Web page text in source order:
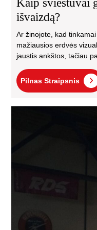
Kaip šviestuvai
išvaizdą?
Ar žinojote, kad
mažiausios erdvės
jaustis ankštos, tačiau
Pilnas Straipsnis